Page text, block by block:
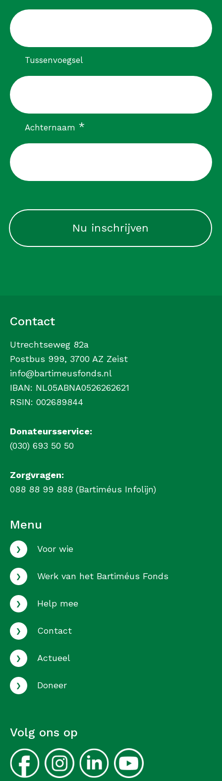
Tussenvoegsel
Achternaam *verplicht
Contact
Utrechtseweg 82a
Postbus 999, 3700 AZ Zeist
info@bartimeusfonds.nl
IBAN: NL05ABNA0526262621
RSIN: 002689844
Donateursservice:
(030) 693 50 50
Zorgvragen:
088 88 99 888 (Bartiméus Infolijn)
Menu
› Voor wie
› Werk van het Bartiméus Fonds
› Help mee
› Contact
› Actueel
› Doneer
Volg ons op